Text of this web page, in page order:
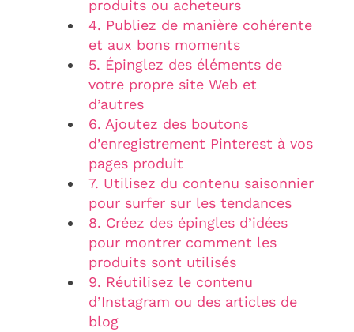
produits ou acheteurs
4. Publiez de manière cohérente
et aux bons moments
5. Épinglez des éléments de
votre propre site Web et
d’autres
6. Ajoutez des boutons
d’enregistrement Pinterest à vos
pages produit
7. Utilisez du contenu saisonnier
pour surfer sur les tendances
8. Créez des épingles d’idées
pour montrer comment les
produits sont utilisés
9. Réutilisez le contenu
d’Instagram ou des articles de
blog